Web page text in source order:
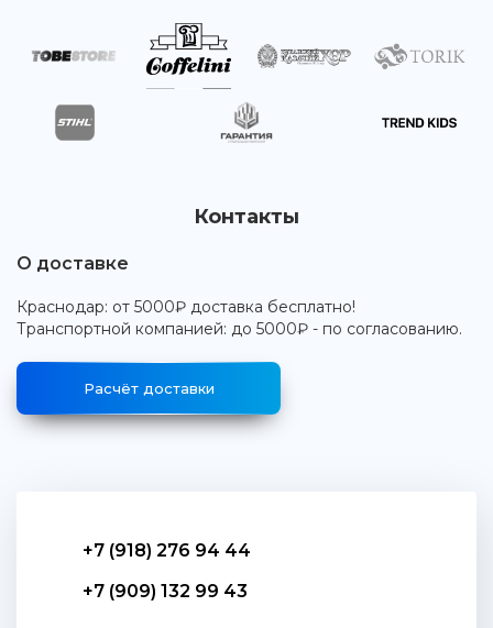
Контакты
О доставке
Краснодар: от 5000₽ доставка бесплатно!
Транспортной компанией: до 5000₽ - по согласованию.
Расчёт доставки
+7 (918) 276 94 44
+7 (909) 132 99 43